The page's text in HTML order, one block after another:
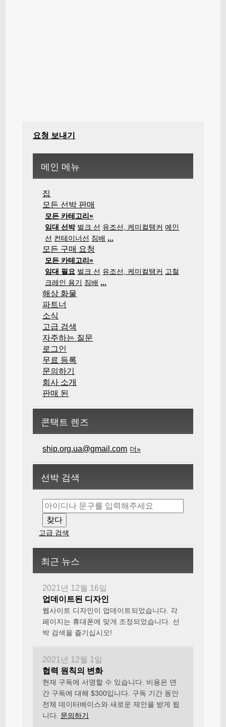
요청 보내기
메인 메뉴
집
모든 선박 판매
모든 카테고리»
임대 선박 벌크 선 유조선, 케미컬탱커 예인
선 컨테이너선 짐배 ...
모든 구매 요청
모든 카테고리»
임대 필요 벌크 선 유조선, 케미컬탱커 고철
크레인 용기 짐배 ...
해상 화물
파트너
소식
고급 검색
자주하는 질문
로그인
무료 등록
문의하기
회사 소개
판매 된
콘택트 렌즈
ship.org.ua@gmail.com 더»
선박 검색
고급 검색
최근 뉴스
2021년 12월 16일
업데이트된 디자인
웹사이트 디자인이 업데이트되었습니다. 각
페이지는 휴대폰에 맞게 조정되었습니다. 선
박 검색을 즐기십시오!
2021년 12월 1일
협력 원칙의 변화
현재 구독에 서명할 수 있습니다. 비용은 연
간 구독에 대해 $300입니다. 구독 기간 동안
전체 데이터베이스와 새로운 제안을 받게 됩
니다. 문의하기